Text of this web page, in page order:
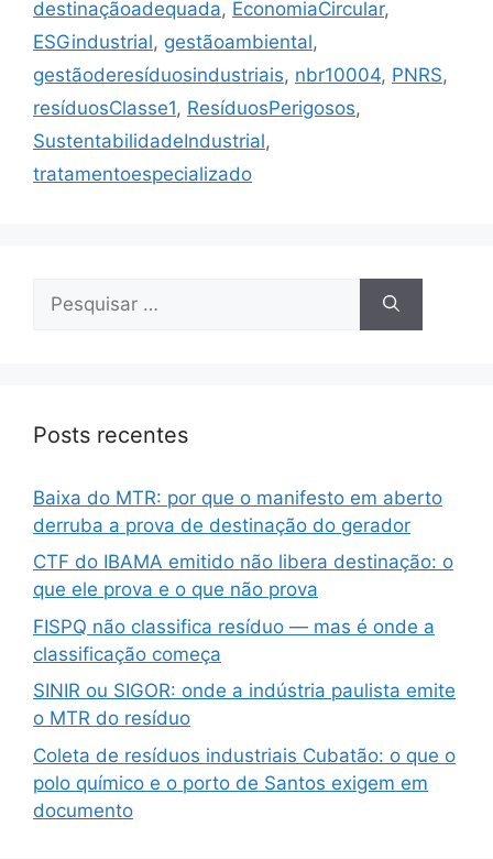
destinaçãoadequada, EconomiaCircular,
ESGindustrial, gestãoambiental,
gestãoderesíduosindustriais, nbr10004, PNRS,
resíduosClasse1, ResíduosPerigosos,
SustentabilidadeIndustrial,
tratamentoespecializado
Posts recentes
Baixa do MTR: por que o manifesto em aberto
derruba a prova de destinação do gerador
CTF do IBAMA emitido não libera destinação: o
que ele prova e o que não prova
FISPQ não classifica resíduo — mas é onde a
classificação começa
SINIR ou SIGOR: onde a indústria paulista emite
o MTR do resíduo
Coleta de resíduos industriais Cubatão: o que o
polo químico e o porto de Santos exigem em
documento